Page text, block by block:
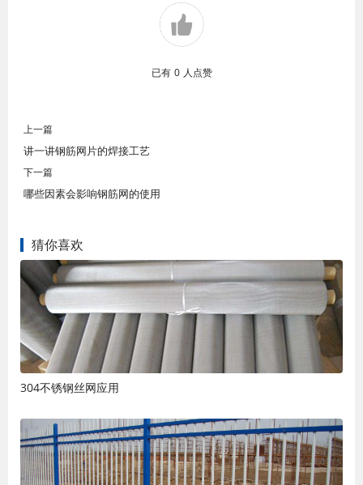
已有 0 人点赞
上一篇
讲一讲钢筋网片的焊接工艺
下一篇
哪些因素会影响钢筋网的使用
猜你喜欢
304不锈钢丝网应用